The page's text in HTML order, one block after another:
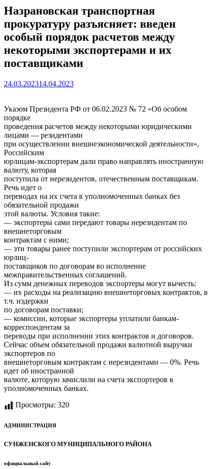
Назрановская транспортная
прокуратуру разъясняет: введен
особый порядок расчетов между
некоторыми экспортерами и их
поставщиками
24.03.202314.04.2023
Указом Президента РФ от 06.02.2023 № 72 «Об особом
порядке
проведения расчетов между некоторыми юридическими
лицами — резидентами
при осуществлении внешнеэкономической деятельности»,
Российским
юрлицам-экспортерам дали право направлять иностранную
валюту, которая
поступила от нерезидентов, отечественным поставщикам.
Речь идет о
переводах на их счета в уполномоченных банках без
обязательной продажи
этой валюты. Условия такие:
— экспортеры сами передают товары нерезидентам по
внешнеторговым
контрактам с ними;
— эти товары ранее поступили экспортерам от российских
юрлиц-
поставщиков по договорам во исполнение
межправительственных соглашений.
Из сумм денежных переводов экспортеры могут вычесть:
— их расходы на реализацию внешнеторговых контрактов, в
т.ч. издержки
по договорам поставки;
— комиссии, которые экспортеры уплатили банкам-
корреспондентам за
переводы при исполнении этих контрактов и договоров.
Сейчас объем обязательной продажи валютной выручки
экспортеров по
внешнеторговым контрактам с нерезидентами — 0%. Речь
идет об иностранной
валюте, которую зачислили на счета экспортеров в
уполномоченных банках.
Просмотры: 320
АДМИНИСТРАЦИЯ
СУНЖЕНСКОГО МУНИЦИПАЛЬНОГО РАЙОНА
официальный сайт